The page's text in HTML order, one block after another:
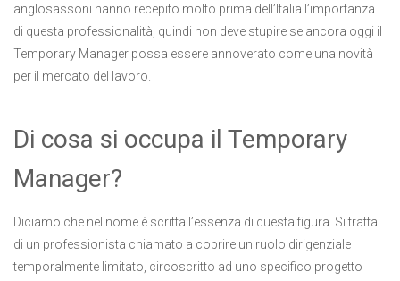
anglosassoni hanno recepito molto prima dell’Italia l’importanza
di questa professionalità, quindi non deve stupire se ancora oggi il
Temporary Manager possa essere annoverato come una novità
per il mercato del lavoro.
Di cosa si occupa il Temporary
Manager?
Diciamo che nel nome è scritta l’essenza di questa figura. Si tratta
di un professionista chiamato a coprire un ruolo dirigenziale
temporalmente limitato, circoscritto ad uno specifico progetto